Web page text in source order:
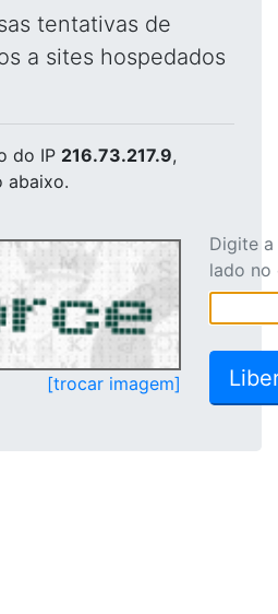
tentativas de
a sites hospedados
do IP 216.73.217.9,
abaixo.
[trocar imagem]
Digite
lado no